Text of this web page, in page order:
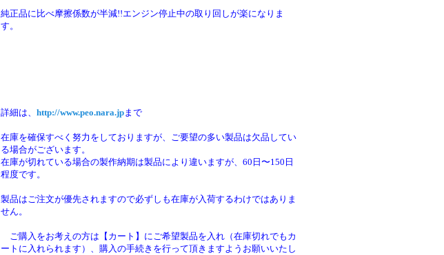
純正品に比べ摩擦係数が半減!!エンジン停止中の取り回しが楽になりま
す。
詳細は、 http://www.peo.nara.jpまで
在庫を確保すべく努力をしておりますが、ご要望の多い製品は欠品してい
る場合がございます。
在庫が切れている場合の製作納期は製品により違いますが、60日〜150日
程度です。
製品はご注文が優先されますので必ずしも在庫が入荷するわけではありま
せん。
ご購入をお考えの方は【カート】にご希望製品を入れ（在庫切れでもカ
ートに入れられます）、購入の手続きを行って頂きますようお願いいたし